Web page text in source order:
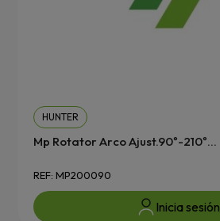
HUNTER
Mp Rotator Arco Ajust.90º-210º...
REF: MP200090
Inicia sesión